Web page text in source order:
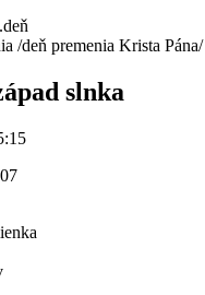
/deň premenia Krista
slnka